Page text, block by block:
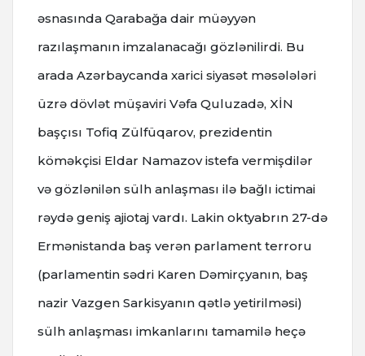
əsnasında Qarabağa dair müəyyən
razılaşmanın imzalanacağı gözlənilirdi. Bu
arada Azərbaycanda xarici siyasət məsələləri
üzrə dövlət müşaviri Vəfa Quluzadə, XİN
başçısı Tofiq Zülfüqarov, prezidentin
köməkçisi Eldar Namazov istefa vermişdilər
və gözlənilən sülh anlaşması ilə bağlı ictimai
rəydə geniş ajiotaj vardı. Lakin oktyabrın 27-də
Ermənistanda baş verən parlament terroru
(parlamentin sədri Karen Dəmirçyanın, baş
nazir Vazgen Sarkisyanın qətlə yetirilməsi)
sülh anlaşması imkanlarını tamamilə heçə